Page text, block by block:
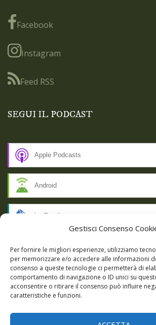
Gestisci Consenso
Per fornire le migliori esperienze, utilizziamo
per memorizzare e/o accedere alle informazioni
consenso a queste tecnologie ci permetterà di
comportamento di navigazione o ID unici su
acconsentire o ritirare il consenso può influire
caratteristiche e funzioni.
Facebook
Instagram
Feed RSS
SEGUI IL PODCAST
Apple Podcasts
Android
by Email
RSS
SSL SECURE